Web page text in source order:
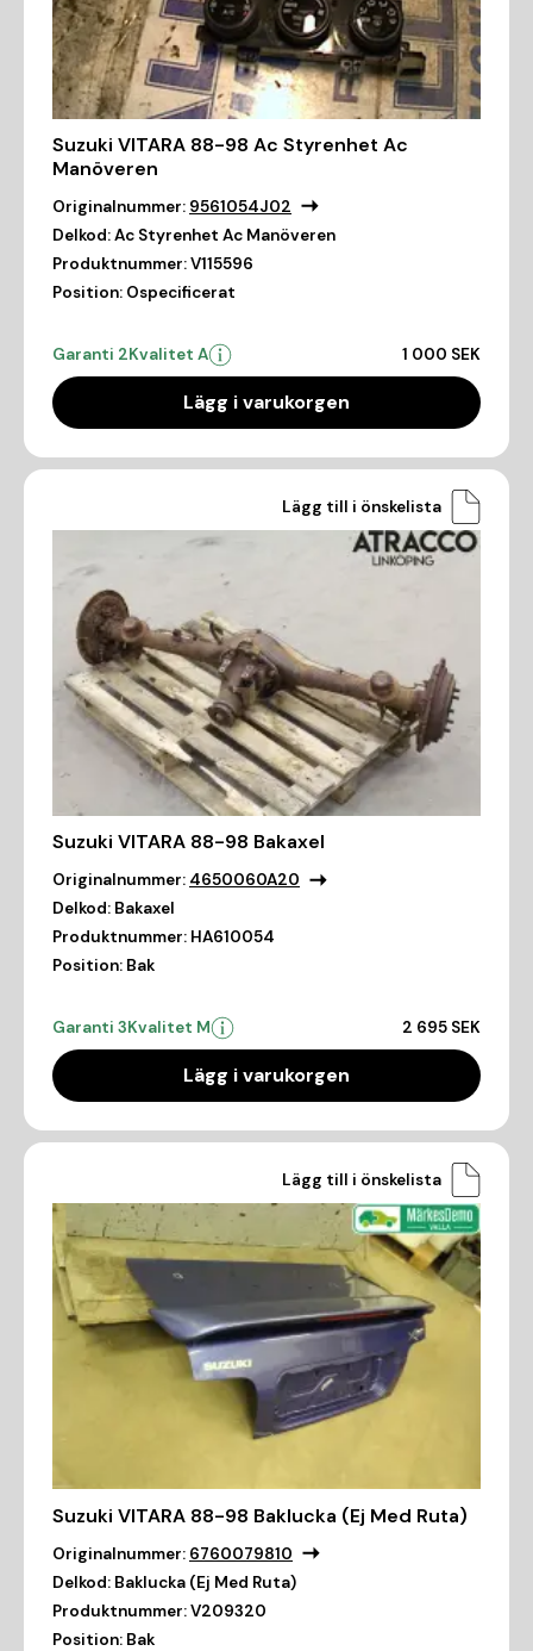
Suzuki VITARA 88-98 Ac Styrenhet Ac
Manöveren
Originalnummer: 9561054J02
Delkod:Ac Styrenhet Ac Manöveren
Produktnummer:V115596
Position: Ospecificerat
Garanti 2Kvalitet A 1 000 SEK
Lägg i varukorgen
Lägg till i önskelista
Suzuki VITARA 88-98 Bakaxel
Originalnummer: 4650060A20
Delkod: Bakaxel
Produktnummer: HA610054
Position: Bak
Garanti 3Kvalitet M 2 695 SEK
Lägg i varukorgen
Lägg till i önskelista
Suzuki VITARA 88-98 Baklucka (Ej Med Ruta)
Originalnummer: 6760079810
Delkod: Baklucka (Ej Med Ruta)
Produktnummer:V209320
Position: Bak